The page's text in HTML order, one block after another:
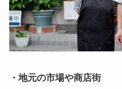
・地元の市場や商店街